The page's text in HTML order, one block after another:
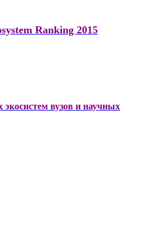
Ranking 2015
вузов и научных